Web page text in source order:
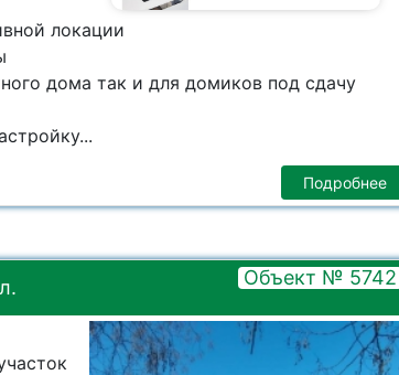
локации
дома так и для домиков под сдачу
Подробнее
Объект № 5742